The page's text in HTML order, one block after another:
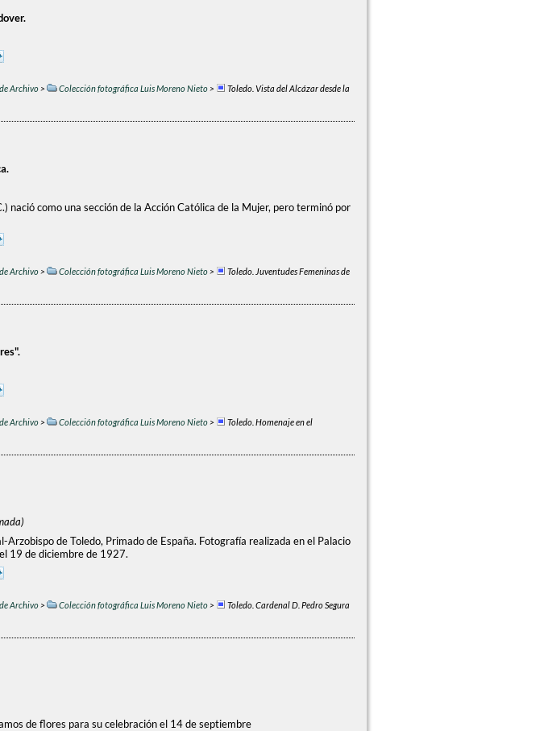
Archivo> Colección fotográfica Luis Moreno Nieto>
Toledo. Vista del Alcázar desde la
nació como una sección de la Acción Católica de la Mujer, pero terminó por
Archivo> Colección fotográfica Luis Moreno Nieto>
Toledo. Juventudes Femeninas de
Archivo> Colección fotográfica Luis Moreno Nieto>
Toledo. Homenaje en el
Arzobispo de Toledo, Primado de España. Fotografía realizada en el Palacio
19 de diciembre de 1927.
Archivo> Colección fotográfica Luis Moreno Nieto>
Toledo. Cardenal D. Pedro Segura
de flores para su celebración el 14 de septiembre